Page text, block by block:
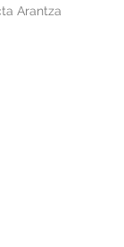
Arantza